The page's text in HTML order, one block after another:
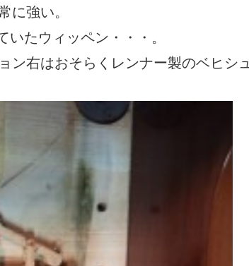
に強い。
たウィッペン・・・。
ン右はおそらくレンナー製のベヒシュ